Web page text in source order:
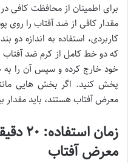
برای اطمینان از محافظت کافی
مقدار کافی از ضد آفتاب را
کاربردی، استفاده به اندازه
که دو خط کامل از کرم ضد آفتاب
خود خارج کرده و سپس آن را
پخش کنید. اگر بخش هایی
معرض آفتاب هستند، باید مقدار
زمان
معرض آفتاب